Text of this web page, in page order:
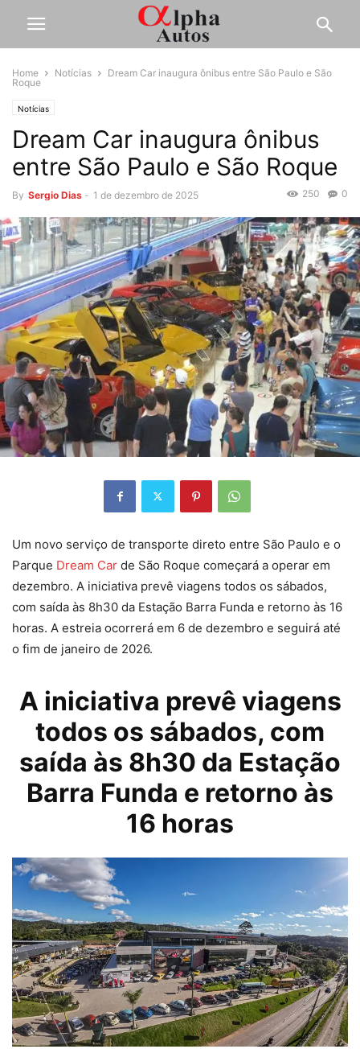
Home Notícias
Dream Car inaugura ônibus entre São Paulo e São
Roque
Notícias
Dream Car inaugura ônibus
entre São Paulo e São Roque
By Sergio Dias - 1 de dezembro de 2025 0
250
Um novo serviço de transporte direto entre São Paulo e o
Parque Dream Car de São Roque começará a operar em
dezembro. A iniciativa prevê viagens todos os sábados,
com saída às 8h30 da Estação Barra Funda e retorno às 16
horas. A estreia ocorrerá em 6 de dezembro e seguirá até
o fim de janeiro de 2026.
A iniciativa prevê viagens
todos os sábados, com
saída às 8h30 da Estação
Barra Funda e retorno às
16 horas